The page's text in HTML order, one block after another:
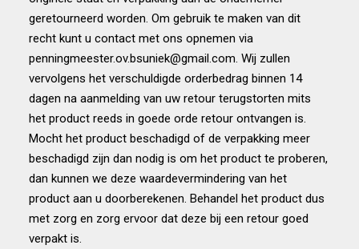
geretourneerd worden. Om gebruik te maken van dit
recht kunt u contact met ons opnemen via
penningmeester.ov.bsuniek@gmail.com. Wij zullen
vervolgens het verschuldigde orderbedrag binnen 14
dagen na aanmelding van uw retour terugstorten mits
het product reeds in goede orde retour ontvangen is.
Mocht het product beschadigd of de verpakking meer
beschadigd zijn dan nodig is om het product te proberen,
dan kunnen we deze waardevermindering van het
product aan u doorberekenen. Behandel het product dus
met zorg en zorg ervoor dat deze bij een retour goed
verpakt is.